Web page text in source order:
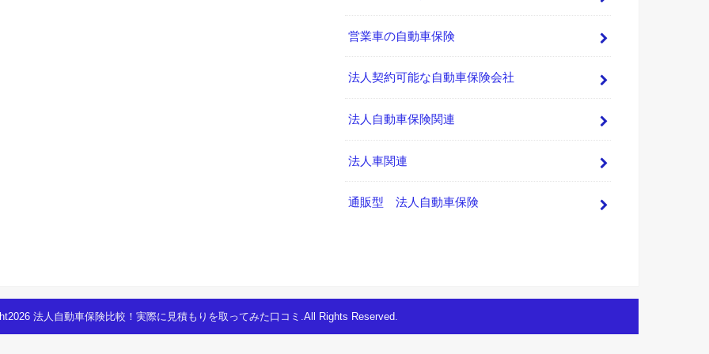
営業車の自動車保険
法人契約可能な自動車保険会社
法人自動車保険関連
法人車関連
通販型 法人自動車保険
法人自動車保険比較！実際に見積もりを取ってみた口コミ .All Rights Reserved.